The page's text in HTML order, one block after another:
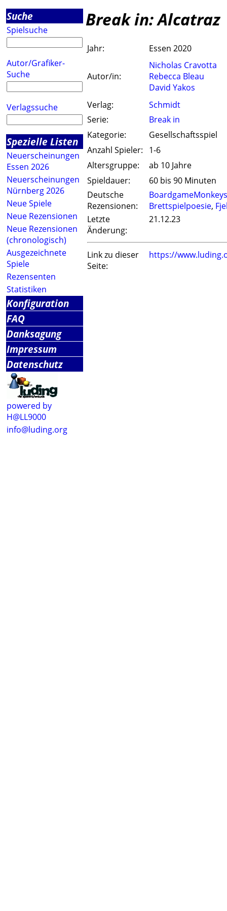
Suche
Spielsuche
Autor/Grafiker-
Suche
Verlagssuche
Spezielle Listen
Neuerscheinungen
Essen 2026
Neuerscheinungen
Nürnberg 2026
Neue Spiele
Neue Rezensionen
Neue Rezensionen
(chronologisch)
Ausgezeichnete
Spiele
Rezensenten
Statistiken
Konfiguration
FAQ
Danksagung
Impressum
Datenschutz
powered by
H@LL9000
info@luding.org
Break in: Alcatraz
Jahr: Essen 2020
Autor/in:
Nicholas Cravotta
Rebecca Bleau
David Yakos
Verlag:
Schmidt
Serie:
Break in
Kategorie:
Gesellschaftsspiel
Anzahl Spieler:
1-6
Altersgruppe:
ab 10 Jahre
Spieldauer:
60 bis 90 Minuten
Deutsche
Rezensionen:
BoardgameMonkeys
Brettspielpoesie,
Letzte
Änderung:
21.12.23
Link zu dieser
Seite:
https://